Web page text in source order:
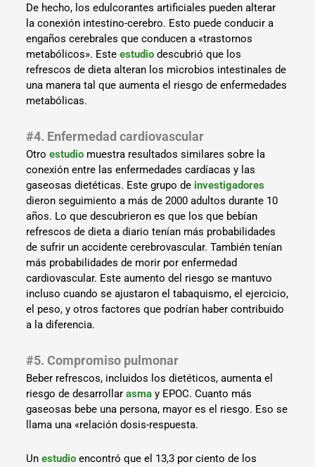
De hecho, los edulcorantes artificiales pueden alterar
la conexión intestino-cerebro. Esto puede conducir a
engaños cerebrales que conducen a «trastornos
metabólicos». Esteestudio descubrió que los
refrescos de dieta alteran los microbios intestinales de
una manera tal que aumenta el riesgo de enfermedades
metabólicas.
#4. Enfermedad cardiovascular
Otroestudio muestra resultados similares sobre la
conexión entre las enfermedades cardíacas y las
gaseosas dietéticas. Este grupo de investigadores
dieron seguimiento a más de 2000 adultos durante 10
años. Lo que descubrieron es que los que bebían
refrescos de dieta a diario tenían más probabilidades
de sufrir un accidente cerebrovascular. También tenían
más probabilidades de morir por enfermedad
cardiovascular. Este aumento del riesgo se mantuvo
incluso cuando se ajustaron el tabaquismo, el ejercicio,
el peso, y otros factores que podrían haber contribuido
a la diferencia.
#5. Compromiso pulmonar
Beber refrescos, incluidos los dietéticos, aumenta el
riesgo de desarrollarasma y EPOC. Cuanto más
gaseosas bebe una persona, mayor es el riesgo. Eso se
llama una «relación dosis-respuesta.
Unestudio encontró que el 13,3 por ciento de los